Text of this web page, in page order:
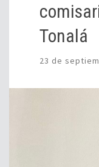
Tonalá
23 de